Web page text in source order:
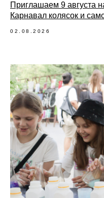
Приглашаем 9 августа
Карнавал колясок и
02.08.2026